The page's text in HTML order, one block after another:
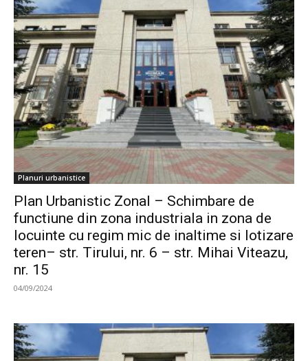
Planuri urbanistice
Plan Urbanistic Zonal – Schimbare de
functiune din zona industriala in zona de
locuinte cu regim mic de inaltime si lotizare
teren– str. Tirului, nr. 6 – str. Mihai Viteazu,
nr. 15
04/09/2024